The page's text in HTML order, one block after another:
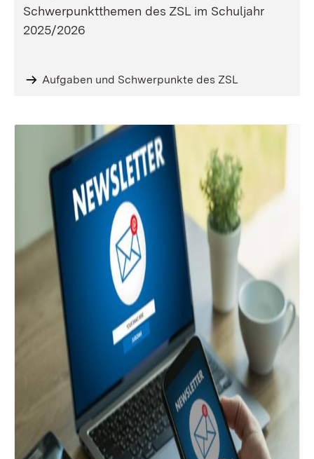
Schwerpunktthemen des ZSL im Schuljahr
2025/2026
Aufgaben und Schwerpunkte des ZSL